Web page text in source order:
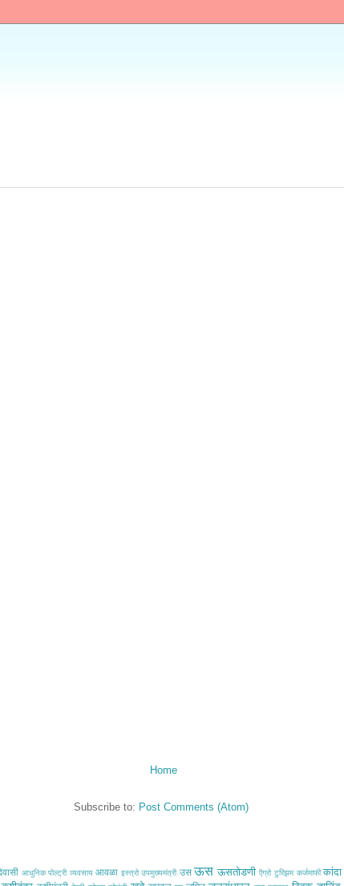
Home
Subscribe to: Post Comments (Atom)
आधुनिक पोल्ट्री व्यवसाय आवळा इस्त्रो उपमुख्यमंत्री उस ऊस ऊसतोडणी ऍग्रो टुरिझम कर्जमाफी कांदा